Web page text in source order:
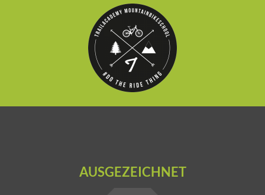
AUSGEZEICHNET